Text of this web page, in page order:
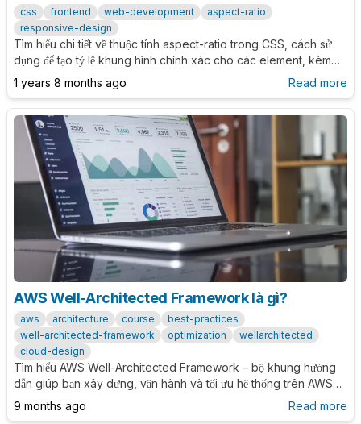
css frontend web-development
aspect-ratio
responsive-design
Tìm hiểu chi tiết về thuộc tính aspect-ratio trong CSS, cách sử
dụng để tạo tỷ lệ khung hình chính xác cho các element, kèm
theo ví dụ thực tế và best practices.
1 years 8 months ago Read more
AWS Well-Architected Framework là gì?
aws architecture course
best-practices
well-architected-framework
optimization
wellarchitected
cloud-design
Tìm hiểu AWS Well-Architected Framework – bộ khung hướng
dẫn giúp bạn xây dựng, vận hành và tối ưu hệ thống trên AWS
theo 6 trụ cột cốt lõi: Operational Excellence, Security,
Reliability, Performance Efficiency, Cost Optimization và
9 months ago Read more